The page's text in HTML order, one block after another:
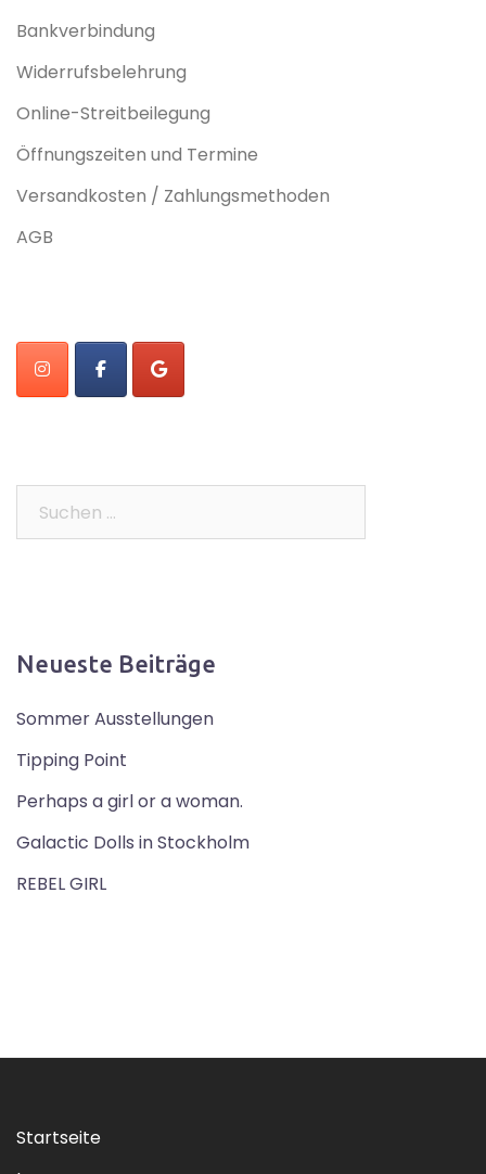
Bankverbindung
Widerrufsbelehrung
Online-Streitbeilegung
Öffnungszeiten und Termine
Versandkosten / Zahlungsmethoden
AGB
Neueste Beiträge
Sommer Ausstellungen
Tipping Point
Perhaps a girl or a woman.
Galactic Dolls in Stockholm
REBEL GIRL
Startseite